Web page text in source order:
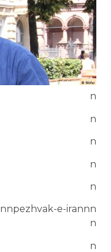
n
n
n
n
n
nnpezhvak-e-irannn
n
n